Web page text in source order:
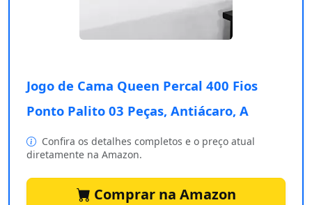
Jogo de Cama Queen Percal 400 Fios
Ponto Palito 03 Peças, Antiácaro, A
Confira os detalhes completos e o preço atual
diretamente na Amazon.
Comprar na Amazon